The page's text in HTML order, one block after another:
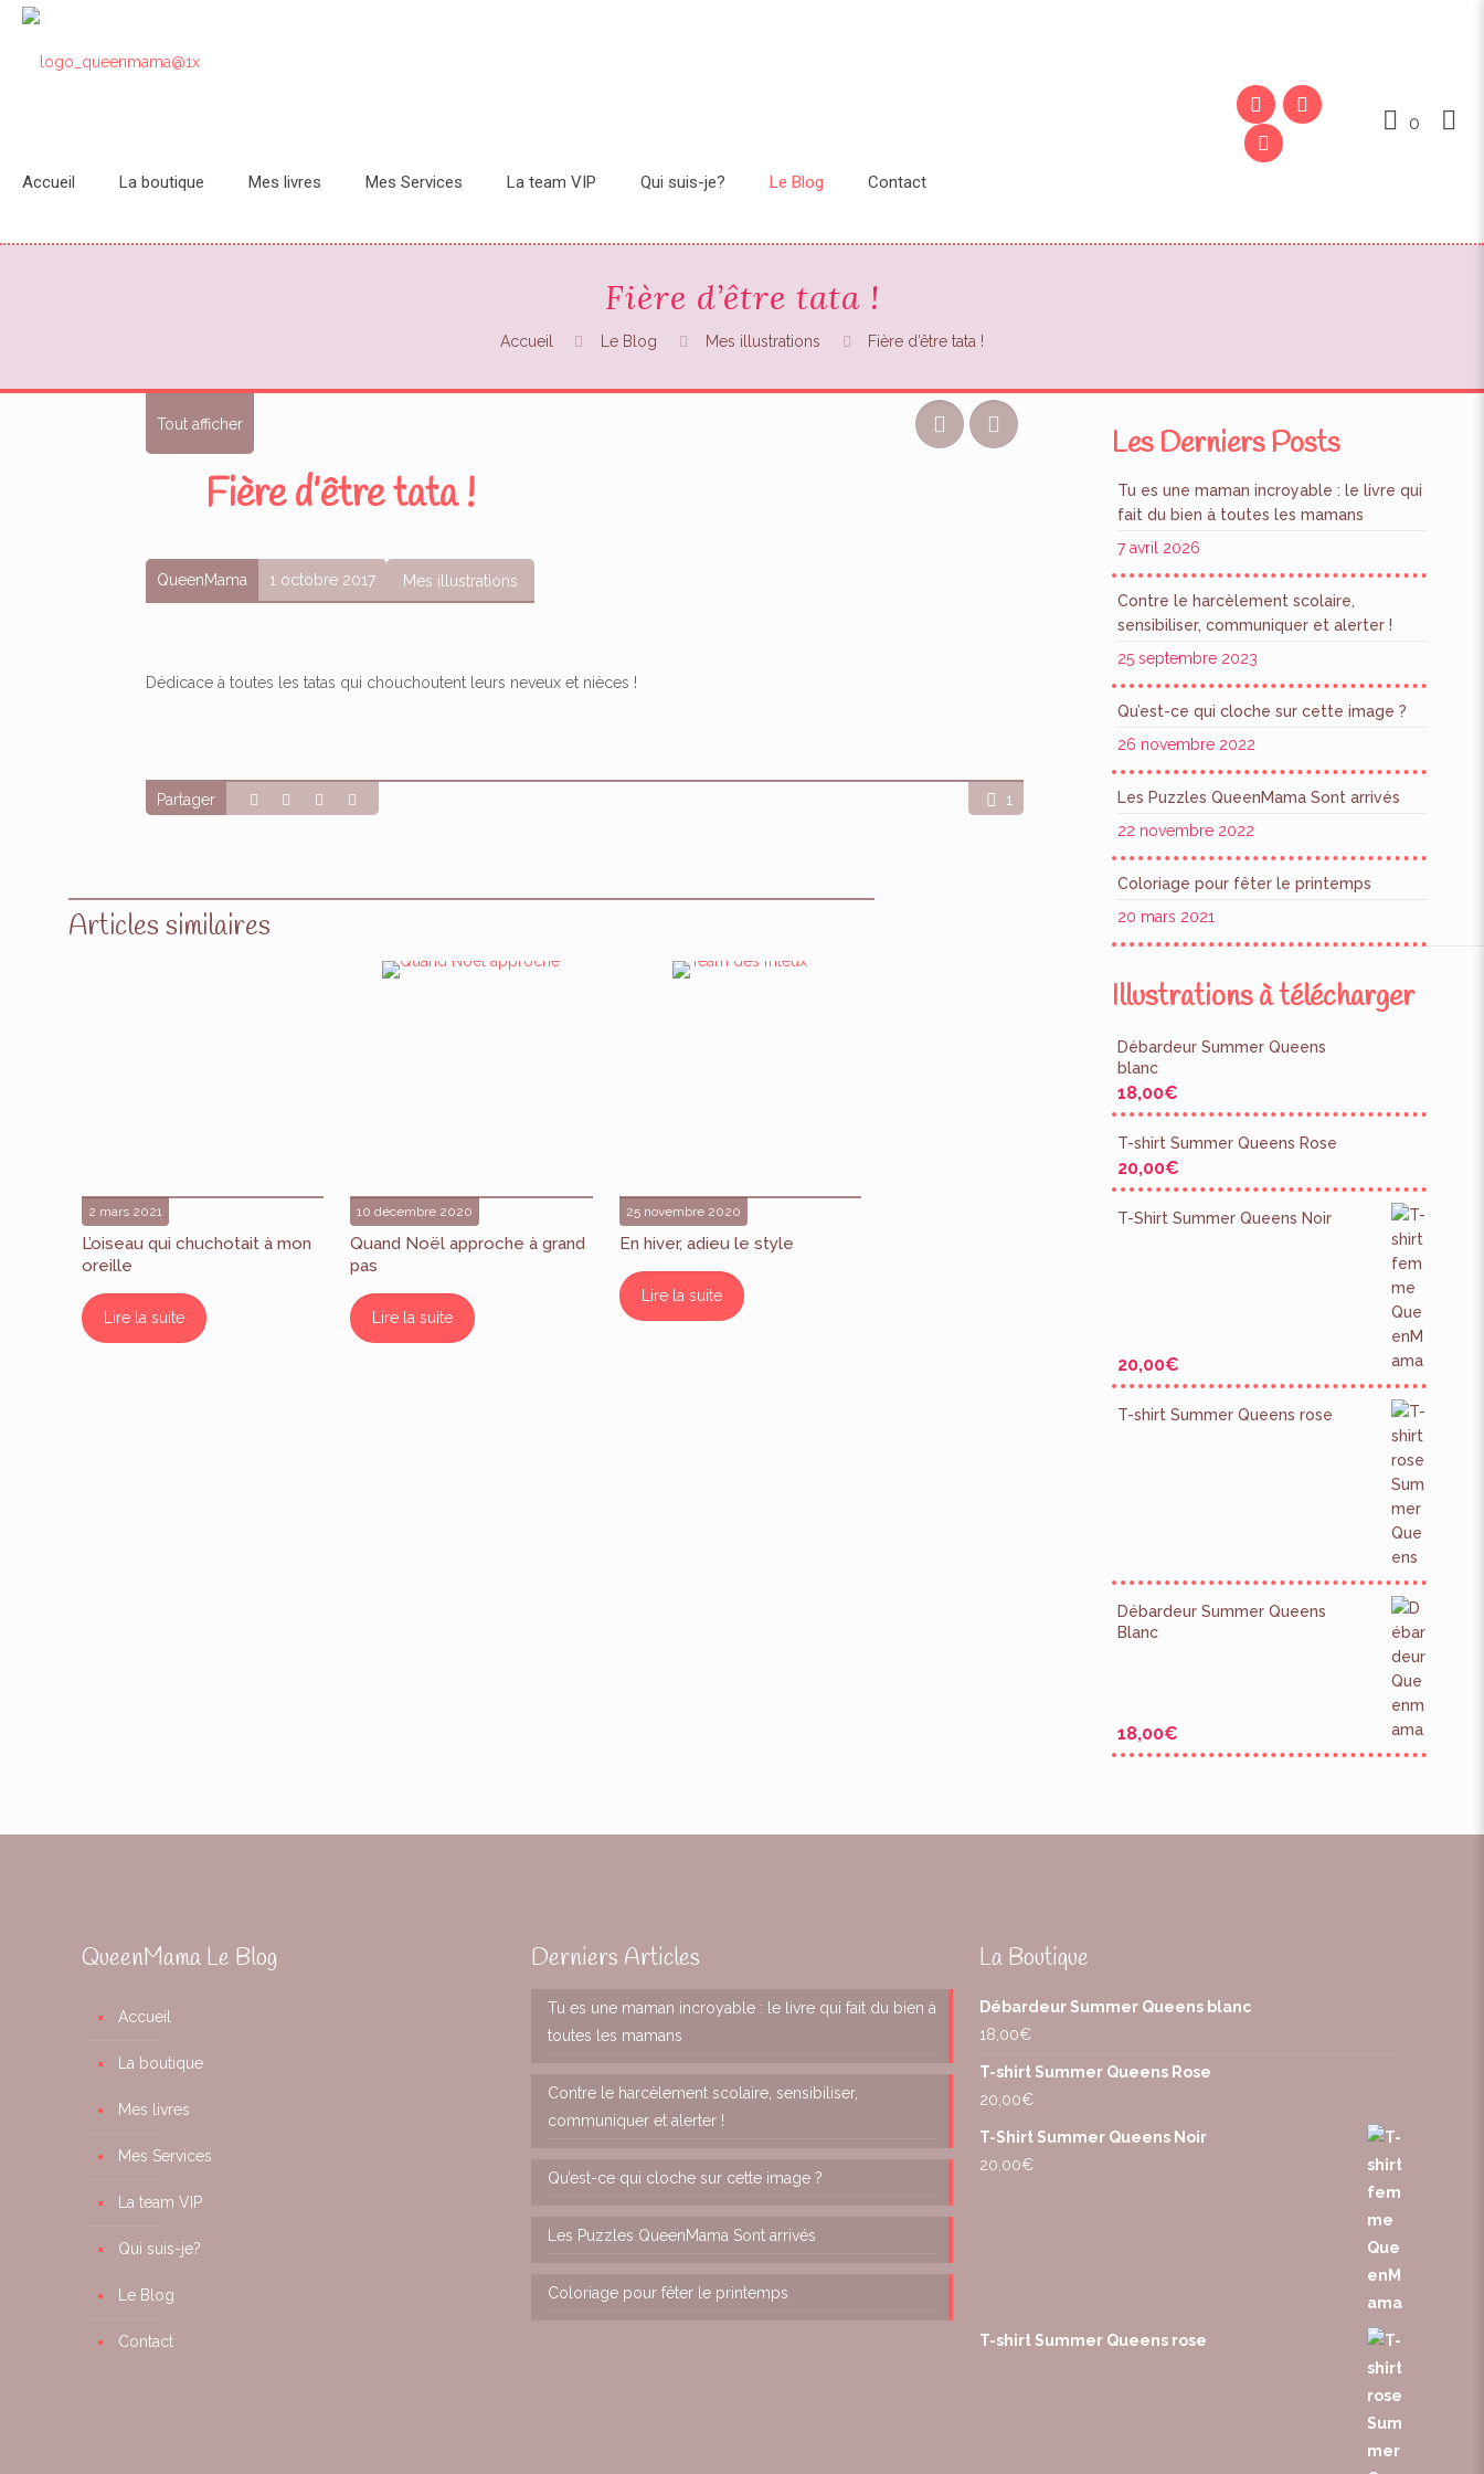
Accueil La boutique Mes livres Mes Services La team VIP Qui suis-je? Le Blog Contact
0
Fière d’être tata !
Accueil Le Blog Mes illustrations Fière d’être tata !
Tout afficher
Fière d’être tata !
QueenMama 1 octobre 2017 Mes illustrations
Dédicace à toutes les tatas qui chouchoutent leurs neveux et nièces !
Partager 1
Articles similaires
2 mars 2021
L’oiseau qui chuchotait à mon
oreille
Lire la suite
10 décembre 2020
Quand Noël approche à grand
pas
Lire la suite
25 novembre 2020
En hiver, adieu le style
Lire la suite
Les Derniers Posts
Tu es une maman incroyable : le livre qui
fait du bien à toutes les mamans
7 avril 2026
Contre le harcèlement scolaire,
sensibiliser, communiquer et alerter !
25 septembre 2023
Qu’est-ce qui cloche sur cette image ?
26 novembre 2022
Les Puzzles QueenMama Sont arrivés
22 novembre 2022
Coloriage pour fêter le printemps
20 mars 2021
Illustrations à télécharger
Débardeur Summer Queens
blanc
18,00€
T-shirt Summer Queens Rose
20,00€
T-Shirt Summer Queens Noir
20,00€
T-shirt Summer Queens rose
Débardeur Summer Queens
Blanc
18,00€
QueenMama Le Blog
Accueil
La boutique
Mes livres
Mes Services
La team VIP
Qui suis-je?
Le Blog
Contact
Derniers Articles
Tu es une maman incroyable : le livre qui fait du bien à
toutes les mamans
Contre le harcèlement scolaire, sensibiliser,
communiquer et alerter !
Qu’est-ce qui cloche sur cette image ?
Les Puzzles QueenMama Sont arrivés
Coloriage pour fêter le printemps
La Boutique
Débardeur Summer Queens blanc
18,00€
T-shirt Summer Queens Rose
20,00€
T-Shirt Summer Queens Noir
20,00€
T-shirt Summer Queens rose